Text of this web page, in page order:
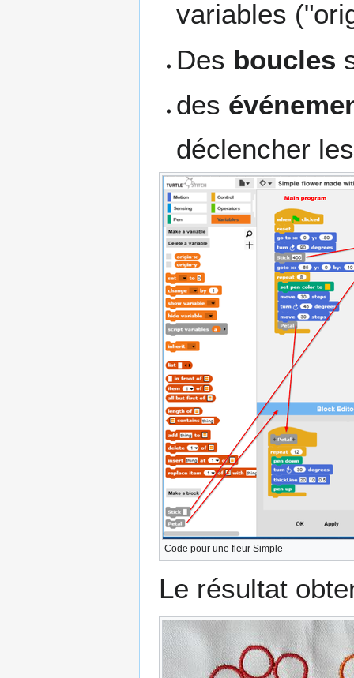
variables
Des boucles
des
déclencher
Code pour une fleur Simple
Le résultat